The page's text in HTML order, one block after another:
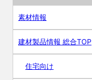
素材情報
建材製品情報 総合TOP
住宅向け